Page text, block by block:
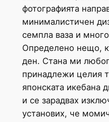
фотографията
минималистичен
семпла ваза и
Определено нещо,
ден. Стана ми
принадлежи целия
японската икебана
и се зарадвах
установих, че